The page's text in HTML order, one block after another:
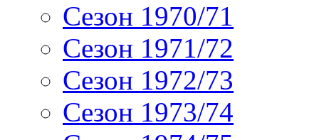
Сезон 1970/71
Сезон 1971/72
Сезон 1972/73
Сезон 1973/74